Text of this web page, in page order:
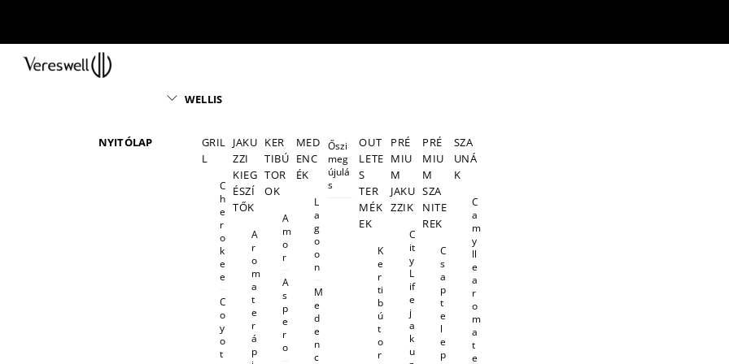
content
NYITÓLAP
WELLIS
GRIL
L
C
h
e
r
o
k
e
e
C
o
y
o
t
JAKU
ZZI
KIEG
ÉSZÍ
TŐK
A
r
o
m
a
t
e
r
á
p
KER
TIBÚ
TOR
OK
A
m
o
r
A
s
p
e
r
o
MED
ENC
ÉK
L
a
g
o
o
n
M
e
d
e
n
c
Őszi
meg
újulá
s
OUT
LETE
S
TER
MÉK
EK
K
e
r
ti
b
ú
t
o
r
PRÉ
MIU
M
JAKU
ZZIK
C
it
y
L
if
e
j
a
k
u
PRÉ
MIU
M
SZA
NITE
REK
C
s
a
p
t
e
l
e
p
SZA
UNÁ
K
C
a
m
y
ll
e
a
r
o
m
a
t
e